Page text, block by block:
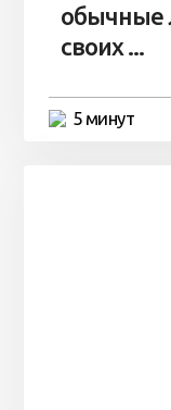
обычные
своих ...
5 минут